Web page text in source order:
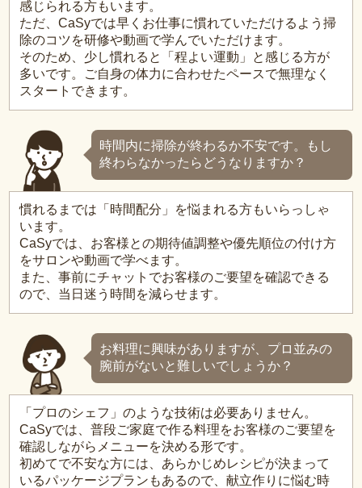
感じられる方もいます。
ただ、CaSyでは早くお仕事に慣れていただけるよう掃
除のコツを研修や動画で学んでいただけます。
そのため、少し慣れると「程よい運動」と感じる方が
多いです。ご自身の体力に合わせたペースで無理なく
スタートできます。
時間内に掃除が終わるか不安です。もし
終わらなかったらどうなりますか？
慣れるまでは「時間配分」を悩まれる方もいらっしゃ
います。
CaSyでは、お客様との期待値調整や優先順位の付け方
をサロンや動画で学べます。
また、事前にチャットでお客様のご要望を確認できる
ので、当日迷う時間を減らせます。
お料理に興味がありますが、プロ並みの
腕前がないと難しいでしょうか？
「プロのシェフ」のような技術は必要ありません。
CaSyでは、普段ご家庭で作る料理をお客様のご要望を
確認しながらメニューを決める形です。
初めてで不安な方には、あらかじめレシピが決まって
いるパッケージプランもあるので、献立作りに悩む時